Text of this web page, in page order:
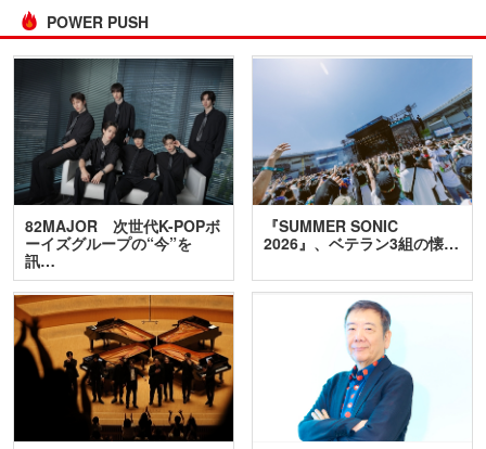
POWER PUSH
82MAJOR 次世代K-POPボ
ーイズグループの“今”を
訊…
『SUMMER SONIC
2026』、ベテラン3組の懐…